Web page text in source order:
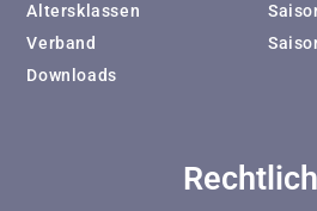
Altersklassen
Verband
Downloads